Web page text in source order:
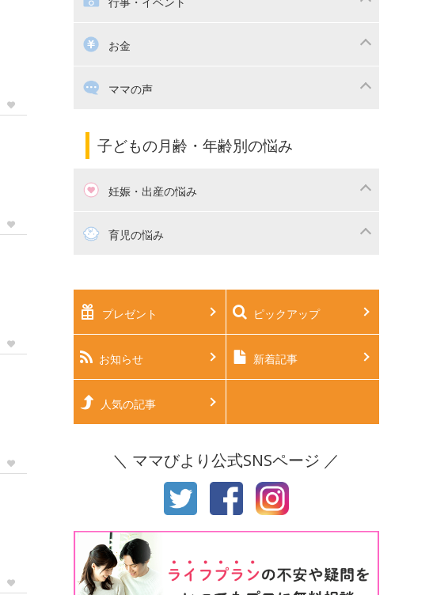
掃除
漫画
出産祝い・内祝い
お金
住宅購入ママの声
子育てコラム
子どもの月齢・年齢別の悩み
妊娠・出産の悩み
妊活 育児の悩み
生後2ヶ月 生後3ヶ月
生後4ヶ月 生後5ヶ月
生後6ヶ月
生後11ヶ月
3才 4才
プレゼント ピックアップ
お知らせ 新着記事
人気の記事
＼ ママびより公式SNSページ ／